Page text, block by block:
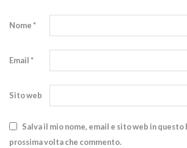
Nome*
Email*
Sito web
Salva il mio nome, email e sito web in questo
prossima volta che commento.